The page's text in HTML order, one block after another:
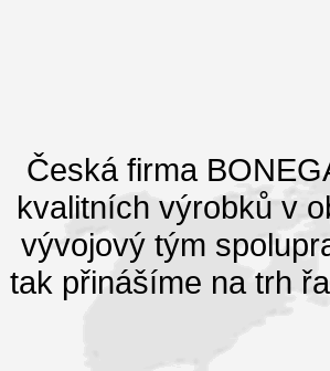
Česká firma
kvalitních výrobků v
vývojový tým
tak přinášíme na trh